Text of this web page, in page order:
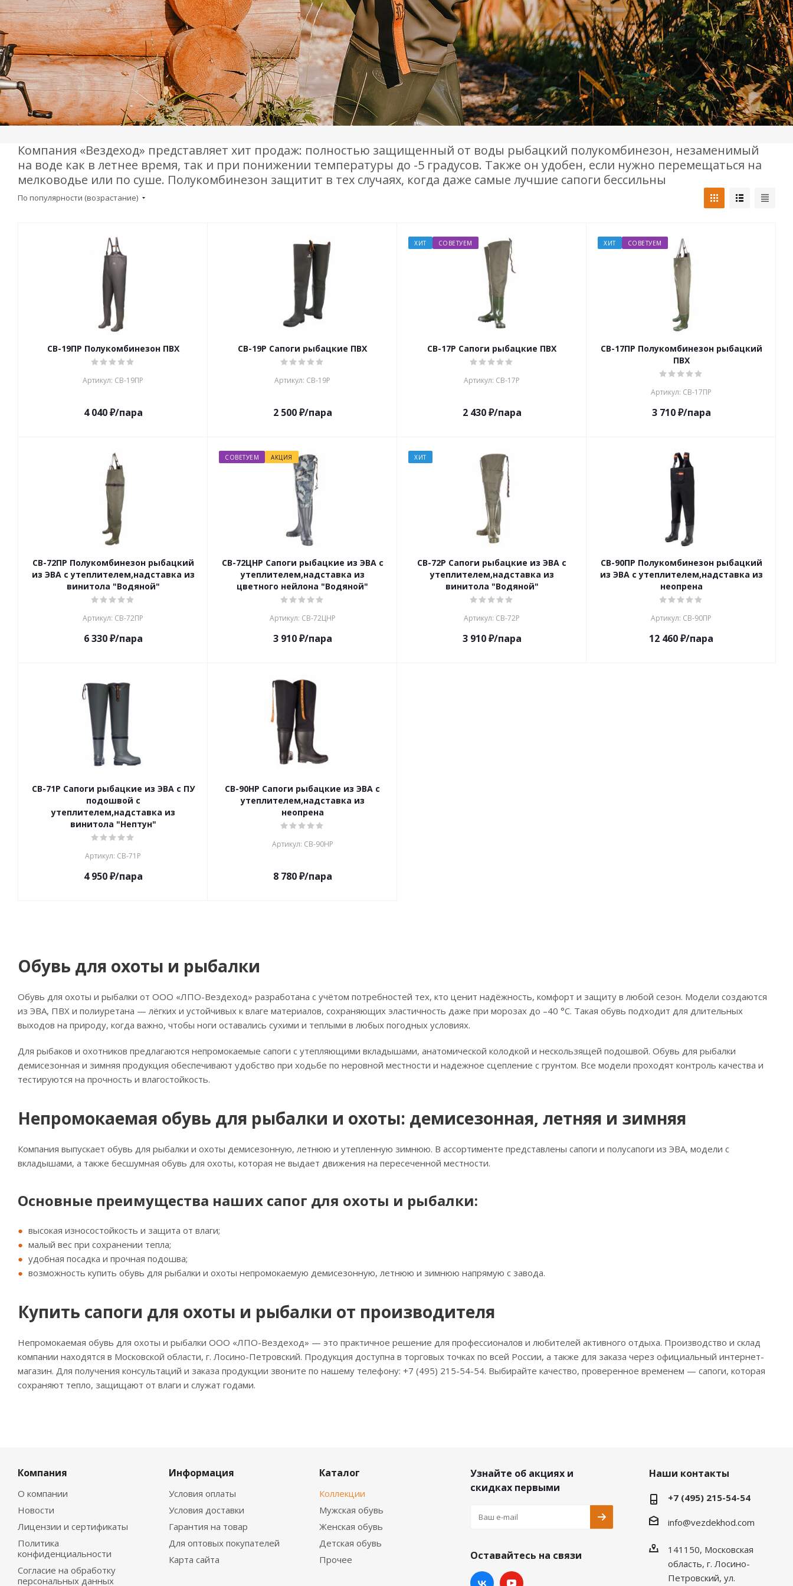
Компания «Вездеход» представляет хит продаж: полностью защищенный от воды рыбацкий полукомбинезон, незаменимый
на воде как в летнее время, так и при понижении температуры до -5 градусов. Также он удобен, если нужно перемещаться на
мелководье или по суше. Полукомбинезон защитит в тех случаях, когда даже самые лучшие сапоги бессильны
По популярности (возрастание)
СВ-19ПР Полукомбинезон ПВХ
Артикул: СВ-19ПР
4 040₽/пара
СВ-19Р Сапоги рыбацкие ПВХ
Артикул: СВ-19Р
2 500₽/пара
ХИТ СОВЕТУЕМ
СВ-17Р Сапоги рыбацкие ПВХ
Артикул: СВ-17Р
2 430₽/пара
ХИТ СОВЕТУЕМ
СВ-17ПР Полукомбинезон рыбацкий
ПВХ
Артикул: СВ-17ПР
3 710₽/пара
СВ-72ПР Полукомбинезон рыбацкий
из ЭВА с утеплителем,надставка из
винитола "Водяной"
Артикул: СВ-72ПР
6 330₽/пара
СОВЕТУЕМ АКЦИЯ
СВ-72ЦНР Сапоги рыбацкие из ЭВА с
утеплителем,надставка из
цветного нейлона "Водяной"
Артикул: СВ-72ЦНР
3 910₽/пара
ХИТ
СВ-72Р Сапоги рыбацкие из ЭВА с
утеплителем,надставка из
винитола "Водяной"
Артикул: СВ-72Р
3 910₽/пара
СВ-90ПР Полукомбинезон рыбацкий
из ЭВА с утеплителем,надставка из
неопрена
Артикул: СВ-90ПР
12 460₽/пара
СВ-71Р Сапоги рыбацкие из ЭВА с ПУ
подошвой с
утеплителем,надставка из
винитола "Нептун"
Артикул: СВ-71Р
4 950₽/пара
СВ-90НР Сапоги рыбацкие из ЭВА с
утеплителем,надставка из
неопрена
Артикул: СВ-90НР
8 780₽/пара
Обувь для охоты и рыбалки
Обувь для охоты и рыбалки от ООО «ЛПО-Вездеход» разработана с учётом потребностей тех, кто ценит надёжность, комфорт и защиту в любой сезон. Модели создаются
из ЭВА, ПВХ и полиуретана — лёгких и устойчивых к влаге материалов, сохраняющих эластичность даже при морозах до –40 °C. Такая обувь подходит для длительных
выходов на природу, когда важно, чтобы ноги оставались сухими и теплыми в любых погодных условиях.
Для рыбаков и охотников предлагаются непромокаемые сапоги с утепляющими вкладышами, анатомической колодкой и нескользящей подошвой. Обувь для рыбалки
демисезонная и зимняя продукция обеспечивают удобство при ходьбе по неровной местности и надежное сцепление с грунтом. Все модели проходят контроль качества и
тестируются на прочность и влагостойкость.
Непромокаемая обувь для рыбалки и охоты: демисезонная, летняя и зимняя
Компания выпускает обувь для рыбалки и охоты демисезонную, летнюю и утепленную зимнюю. В ассортименте представлены сапоги и полусапоги из ЭВА, модели с
вкладышами, а также бесшумная обувь для охоты, которая не выдает движения на пересеченной местности.
Основные преимущества наших сапог для охоты и рыбалки:
высокая износостойкость и защита от влаги;
малый вес при сохранении тепла;
удобная посадка и прочная подошва;
возможность купить обувь для рыбалки и охоты непромокаемую демисезонную, летнюю и зимнюю напрямую с завода.
Купить сапоги для охоты и рыбалки от производителя
Непромокаемая обувь для охоты и рыбалки ООО «ЛПО-Вездеход» — это практичное решение для профессионалов и любителей активного отдыха. Производство и склад
компании находятся в Московской области, г. Лосино-Петровский. Продукция доступна в торговых точках по всей России, а также для заказа через официальный интернет-
магазин. Для получения консультаций и заказа продукции звоните по нашему телефону: +7 (495) 215-54-54. Выбирайте качество, проверенное временем — сапоги, которая
сохраняют тепло, защищают от влаги и служат годами.
Компания
О компании
Новости
Лицензии и сертификаты
Политика
конфиденциальности
Согласие на обработку
персональных данных
Информация
Условия оплаты
Условия доставки
Гарантия на товар
Для оптовых покупателей
Карта сайта
Каталог
Коллекции
Мужская обувь
Женская обувь
Детская обувь
Прочее
Узнайте об акциях и
скидках первыми
Оставайтесь на связи
Наши контакты
+7 (495) 215-54-54
info@vezdekhod.com
141150, Московская
область, г. Лосино-
Петровский, ул.